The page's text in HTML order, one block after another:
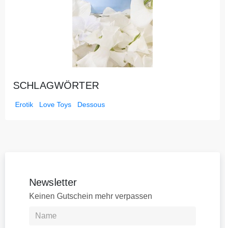
SCHLAGWÖRTER
Erotik Love Toys Dessous
Newsletter
Keinen Gutschein mehr verpassen